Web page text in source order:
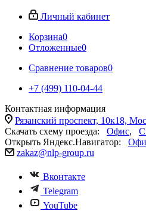
Личный кабинет
Корзина0
Отложенные0
Сравнение товаров0
+7 (499) 110-04-44
Контактная информация
Рязанский проспект, 10к18,
Скачать схему проезда: Офис,
Открыть Яндекс.Навигатор:
zakaz@nlp-group.ru
Вконтакте
Telegram
YouTube